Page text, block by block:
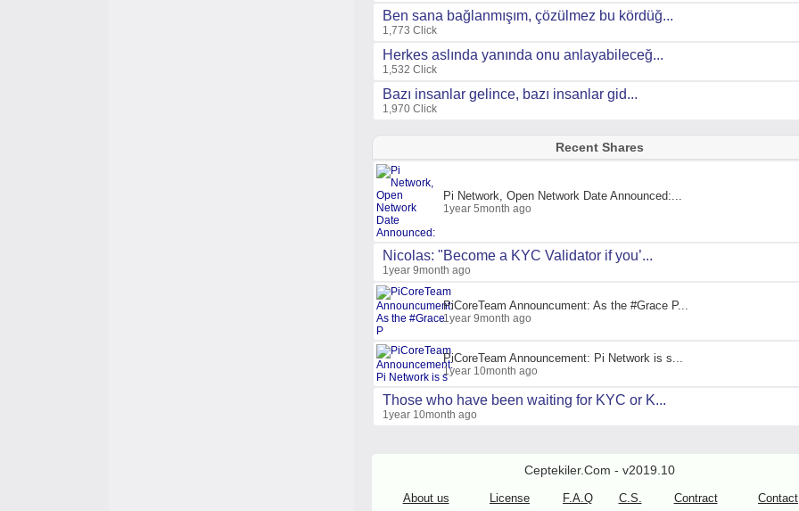
Ben sana bağlanmışım, çözülmez bu kördüğ...
1,773 Click
Herkes aslında yanında onu anlayabileceğ...
1,532 Click
Bazı insanlar gelince, bazı insanlar gid...
1,970 Click
Recent Shares
Pi Network, Open Network Date Announced:...
1year 5month ago
Nicolas: "Become a KYC Validator if you’...
1year 9month ago
PiCoreTeam Announcument: As the #Grace P...
1year 9month ago
PiCoreTeam Announcement: Pi Network is s...
1year 10month ago
Those who have been waiting for KYC or K...
1year 10month ago
Ceptekiler.Com - v2019.10
About us License F.A.Q C.S. Contract Contact